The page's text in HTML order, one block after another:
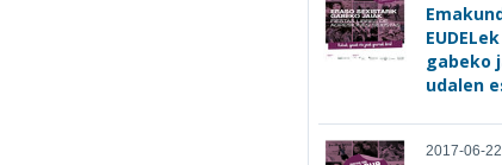
gabeko
udalen
2017-06-22